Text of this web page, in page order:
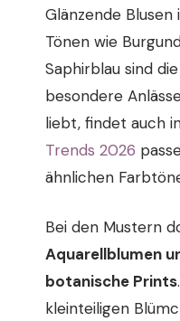
Glänzende
Tönen wie
Saphirblau sind
besondere
liebt, findet auch
Trends 2026
ähnlichen
Bei den Mustern
Aquarellblumen
botanische Prints
kleinteiligen